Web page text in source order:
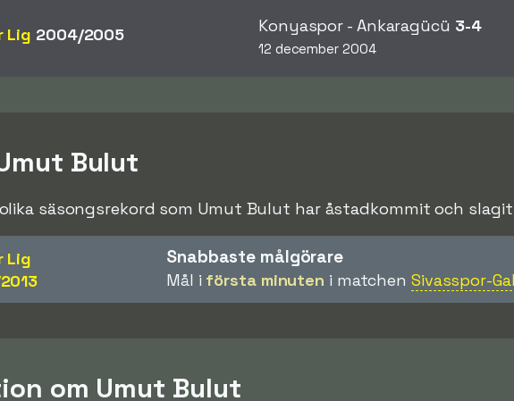
Lig 2004/2005 Konyaspor - Ankaragücü 3-4
12 december 2004
Bulut
säsongsrekord som Umut Bulut har åstadkommit och
Lig
Snabbaste målgörare
Mål i första minuten i matchen Sivasspor-
om Umut Bulut